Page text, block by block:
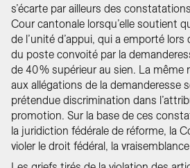
s’écarte par ailleurs des
Cour cantonale lorsqu’elle soutient
de l’unité d’appui, qui a emporté
du poste convoité par la
de 40 % supérieur au sien. La même
aux allégations de la demanderesse
prétendue discrimination dans
promotion. Sur la base de ces
la juridiction fédérale de réforme, la
violer le droit fédéral, la